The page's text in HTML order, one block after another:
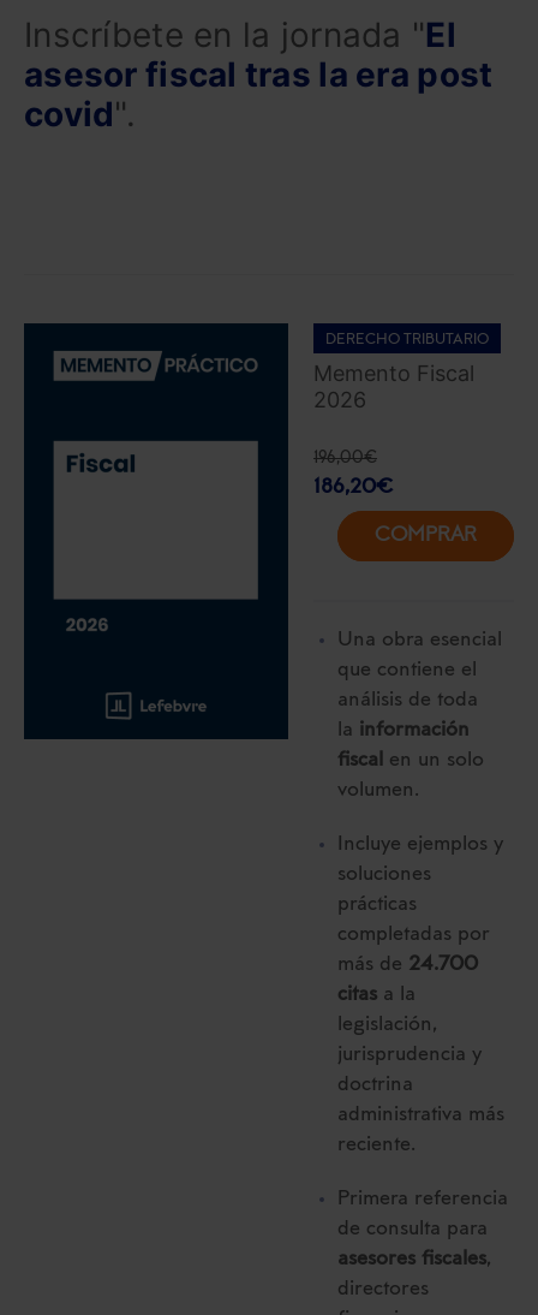
Inscríbete en la jornada "El
asesor fiscal tras la era post
covid".
DERECHO TRIBUTARIO
Memento Fiscal
2026
196,00€
186,20€
COMPRAR
Una obra esencial
que contiene el
análisis de toda
la información
fiscal en un solo
volumen.
Incluye ejemplos y
soluciones
prácticas
completadas por
más de 24.700
citas a la
legislación,
jurisprudencia y
doctrina
administrativa más
reciente.
Primera referencia
de consulta para
asesores fiscales,
directores